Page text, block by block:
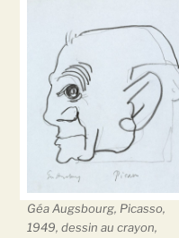
Géa Augsbourg, Picasso,
1949, dessin au crayon,